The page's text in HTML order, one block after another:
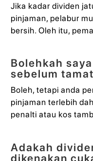
Jika kadar dividen
pinjaman, pelabur
bersih. Oleh itu,
Bolehkah
sebelum
Boleh, tetapi anda
pinjaman terlebih
penalti atau kos
Adakah
dikenakan